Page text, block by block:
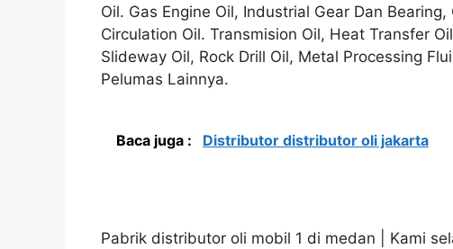
Oil. Gas Engine Oil, Industrial Gear Dan
Circulation Oil. Transmision Oil, Heat Transfer
Slideway Oil, Rock Drill Oil, Metal Processing
Pelumas Lainnya.
Baca juga : Distributor distributor oli jakarta
Pabrik distributor oli mobil 1 di medan | Kami